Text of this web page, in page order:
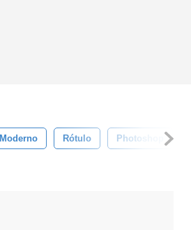
Moderno Rótulo Photoshop